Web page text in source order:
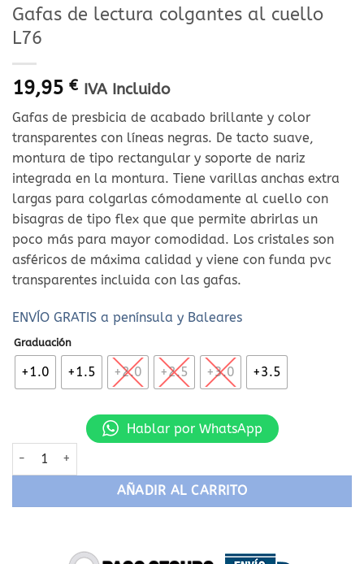
Gafas de lectura colgantes al cuello
L76
19,95 € IVA Incluido
Gafas de presbicia de acabado brillante y color
transparentes con líneas negras. De tacto suave,
montura de tipo rectangular y soporte de nariz
integrada en la montura. Tiene varillas anchas extra
largas para colgarlas cómodamente al cuello con
bisagras de tipo flex que que permite abrirlas un
poco más para mayor comodidad. Los cristales son
asféricos de máxima calidad y viene con funda pvc
transparentes incluida con las gafas.
ENVÍO GRATIS a península y Baleares
Graduación
+1.0 +1.5 +2.0 +2.5 +3.0 +3.5
Hablar por WhatsApp
Gafas de lectura colgantes al cuello L76 cantidad
AÑADIR AL CARRITO